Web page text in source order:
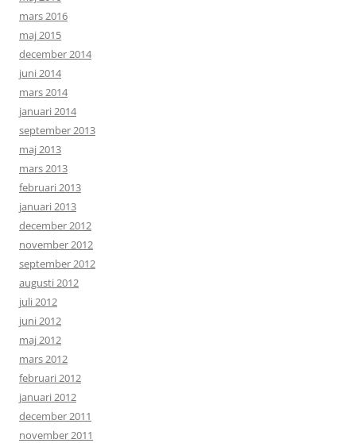
mars 2016
maj 2015
december 2014
juni 2014
mars 2014
januari 2014
september 2013
maj 2013
mars 2013
februari 2013
januari 2013
december 2012
november 2012
september 2012
augusti 2012
juli 2012
juni 2012
maj 2012
mars 2012
februari 2012
januari 2012
december 2011
november 2011